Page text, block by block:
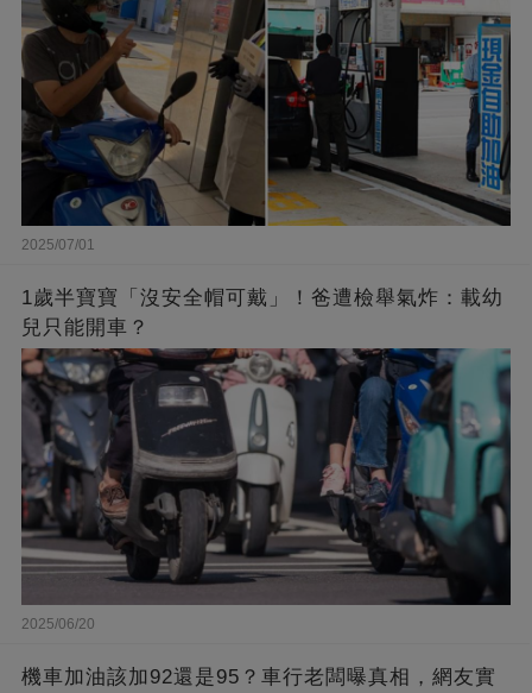
2025/07/01
1歲半寶寶「沒安全帽可戴」！爸遭檢舉氣炸：載幼
兒只能開車？
2025/06/20
機車加油該加92還是95？車行老闆曝真相，網友實